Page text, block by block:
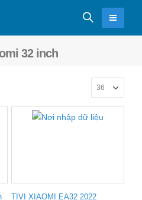
32 inch
TIVI XIAOMI EA32 2022